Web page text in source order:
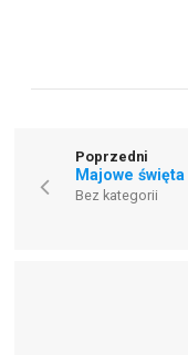
Poprzedni
Majowe święta
Bez kategorii